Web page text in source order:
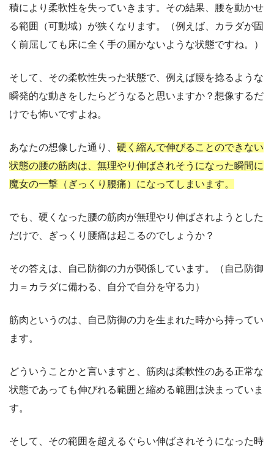
積により柔軟性を失っていきます。その結果、腰を動かせ
る範囲（可動域）が狭くなります。（例えば、カラダが固
く前屈しても床に全く手の届かないような状態ですね。）
そして、その柔軟性失った状態で、例えば腰を捻るような
瞬発的な動きをしたらどうなると思いますか？想像するだ
けでも怖いですよね。
あなたの想像した通り、 硬く縮んで伸びることのできない
状態の腰の筋肉は、無理やり伸ばされそうになった瞬間に
魔女の一撃（ぎっくり腰痛）になってしまいます。
でも、硬くなった腰の筋肉が無理やり伸ばされようとした
だけで、ぎっくり腰痛は起こるのでしょうか？
その答えは、自己防御の力が関係しています。（自己防御
力＝カラダに備わる、自分で自分を守る力）
筋肉というのは、自己防御の力を生まれた時から持ってい
ます。
どういうことかと言いますと、筋肉は柔軟性のある正常な
状態であっても伸びれる範囲と縮める範囲は決まっていま
す。
そして、その範囲を超えるぐらい伸ばされそうになった時